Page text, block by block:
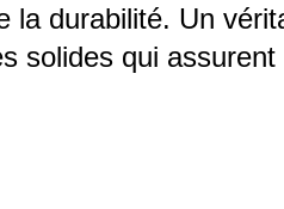
la durabilité. Un
solides qui assurent